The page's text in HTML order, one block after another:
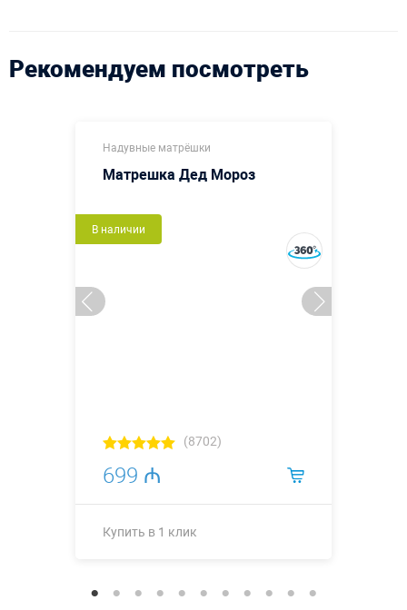
Рекомендуем посмотреть
Надувные матрёшки
Матрешка Дед Мороз
В наличии
(8702)
699 ₼
Купить в 1 клик